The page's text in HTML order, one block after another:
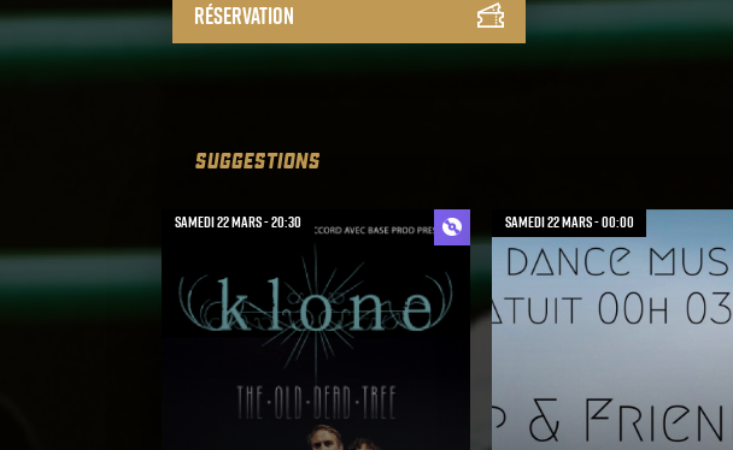
Réservation
SUGGESTIONS
samedi 22 mars - 20:30 samedi 22 mars - 00:00